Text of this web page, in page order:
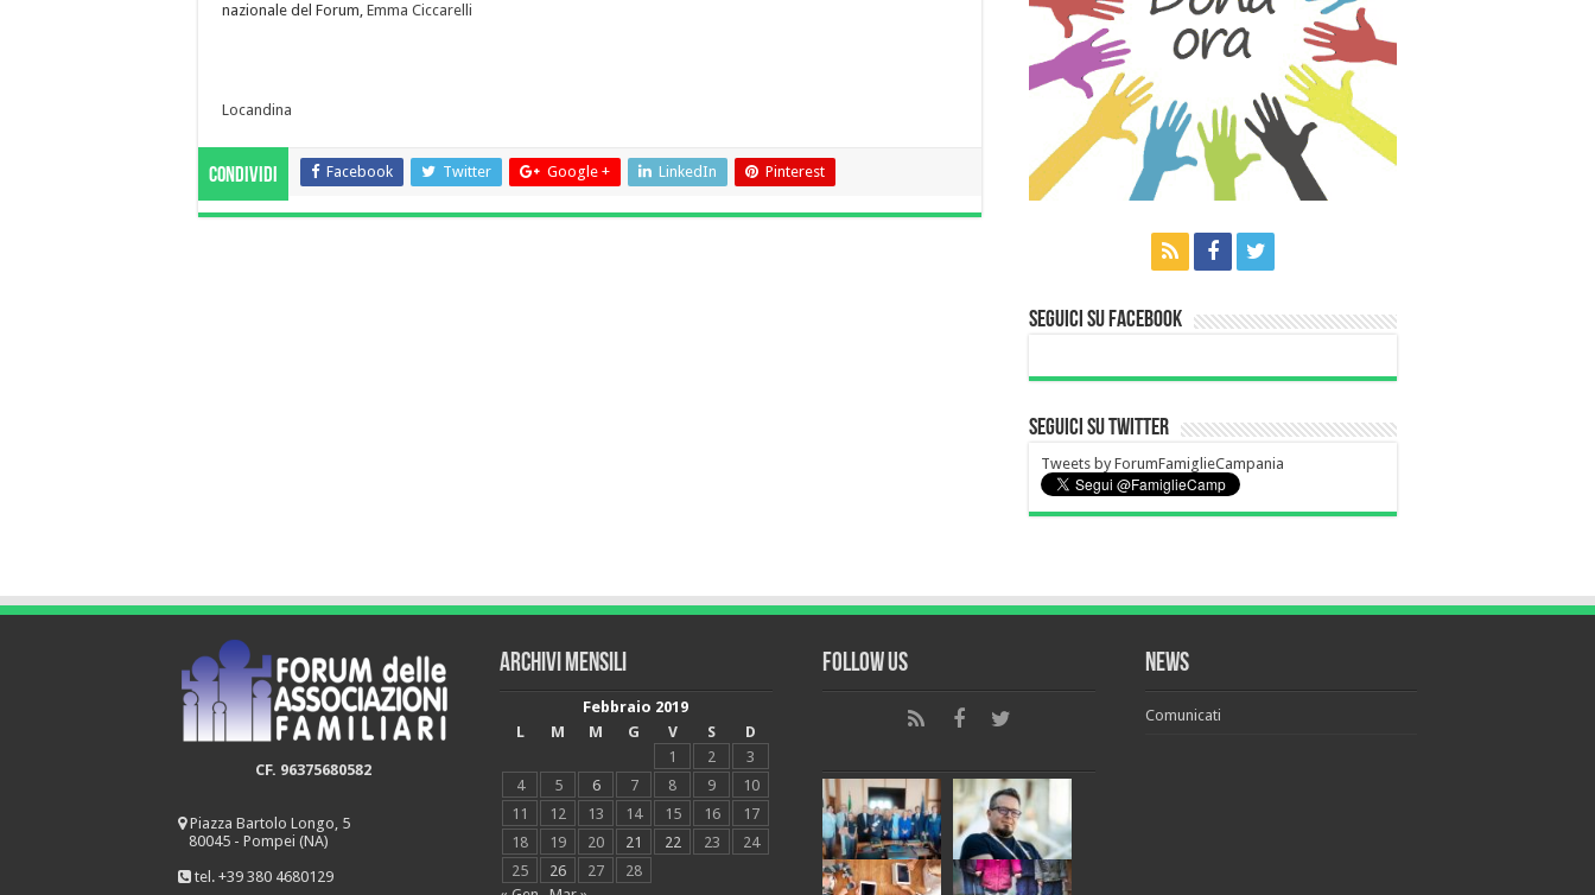
nazionale del Forum, Emma Ciccarelli
Locandina
Condividi Facebook Twitter Google + LinkedIn Pinterest
Seguici su Facebook
Seguici su Twitter
Tweets by ForumFamiglieCampania
CF. 96375680582
Piazza Bartolo Longo, 5
80045 - Pompei (NA)
tel. +39 380 4680129
Archivi mensili
Febbraio 2019
L
M M G V S
D
1
2
3
4
5 6 7 8 9
10
11
12 13 14 15 16
17
18
19 20 21 22 23
24
25
26 27
28
Follow Us News
Comunicati